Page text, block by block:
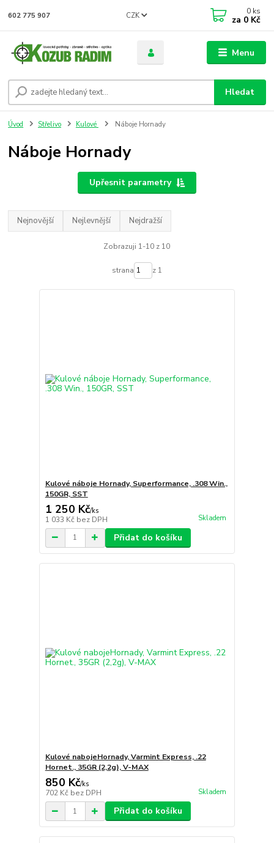
Menu
CZK
Hledat
602 775 907 0 ks
za 0 Kč
Úvod Střelivo Kulové Náboje Hornady
Náboje Hornady
Upřesnit parametry
Nejnovější Nejlevnější Nejdražší
Zobrazuji 1-10 z 10
strana z 1
Kulové náboje Hornady, Superformance, .308 Win.,
150GR, SST
1 250 Kč/ks
1 033 Kč bez DPH Skladem
Přidat do košíku
Kulové nabojeHornady, Varmint Express, .22
Hornet., 35GR (2,2g), V-MAX
850 Kč/ks
702 Kč bez DPH Skladem
Přidat do košíku